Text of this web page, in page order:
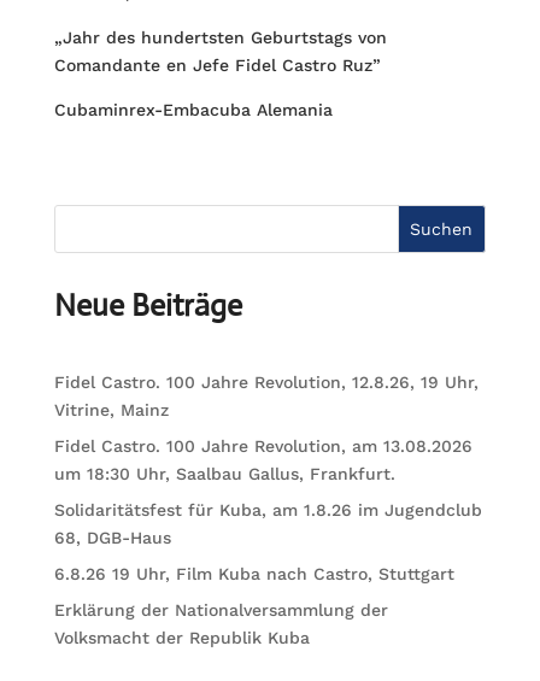
„Jahr des hundertsten Geburtstags von
Comandante en Jefe Fidel Castro Ruz”
Cubaminrex-Embacuba Alemania
Suchen
Neue Beiträge
Fidel Castro. 100 Jahre Revolution, 12.8.26, 19 Uhr,
Vitrine, Mainz
Fidel Castro. 100 Jahre Revolution, am 13.08.2026
um 18:30 Uhr, Saalbau Gallus, Frankfurt.
Solidaritätsfest für Kuba, am 1.8.26 im Jugendclub
68, DGB-Haus
6.8.26 19 Uhr, Film Kuba nach Castro, Stuttgart
Erklärung der Nationalversammlung der
Volksmacht der Republik Kuba